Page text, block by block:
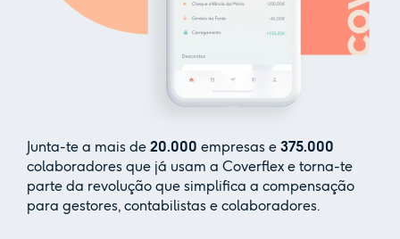
Junta-te a mais de 20.000 empresas e 375.000
colaboradores que já usam a Coverflex e torna-te
parte da revolução que simplifica a compensação
para gestores, contabilistas e colaboradores.